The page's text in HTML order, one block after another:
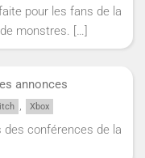
pour les fans de la
monstres. […]
annonces
, Xbox
conférences de la